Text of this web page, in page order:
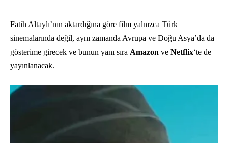
Fatih Altaylı’nın aktardığına göre film yalnızca Türk
sinemalarında değil, aynı zamanda Avrupa ve Doğu Asya’da da
gösterime girecek ve bunun yanı sıra Amazon ve Netflix‘te de
yayınlanacak.